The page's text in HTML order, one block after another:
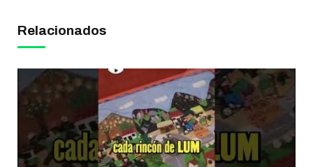
Relacionados